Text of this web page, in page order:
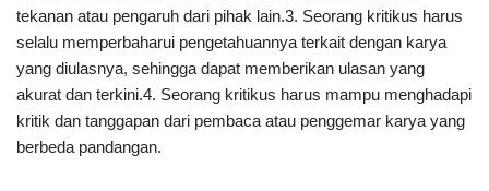
tekanan atau pengaruh dari pihak lain.3. Seorang kritikus harus
selalu memperbaharui pengetahuannya terkait dengan karya
yang diulasnya, sehingga dapat memberikan ulasan yang
akurat dan terkini.4. Seorang kritikus harus mampu menghadapi
kritik dan tanggapan dari pembaca atau penggemar karya yang
berbeda pandangan.